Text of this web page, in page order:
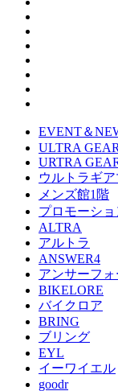
EVENT＆
ULTRA
URTRA
ウルトラギ
メンズ館1階
プロモーショ
ALTRA
アルトラ
ANSWER4
アンサーフォ
BIKELORE
バイクロア
BRING
ブリング
EYL
イーワイエル
goodr